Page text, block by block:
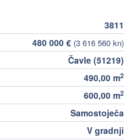
3811
480 000 € (3 616 560 kn)
Čavle (51219)
490,00 m2
600,00 m2
Samostoječa
V gradnji